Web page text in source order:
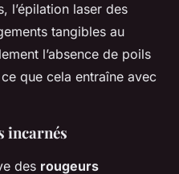
l’épilation laser des
tangibles au
l’absence de poils
que cela entraîne avec
incarnés
des rougeurs